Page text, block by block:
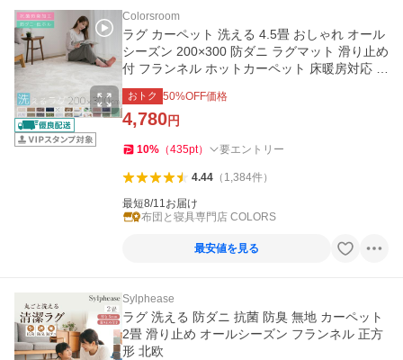
Colorsroom
ラグ カーペット 洗える 4.5畳 おしゃれ オール
シーズン 200×300 防ダニ ラグマット 滑り止め
付 フランネル ホットカーペット 床暖房対応 北
欧
おトク 50%OFF価格
4,780円
10% （435pt） 要エントリー
4.44（ 1,384件）
最短8/11お届け
布団と寝具専門店 COLORS
最安値を見る
Sylphease
ラグ 洗える 防ダニ 抗菌 防臭 無地 カーペット
2畳 滑り止め オールシーズン フランネル 正方
形 北欧